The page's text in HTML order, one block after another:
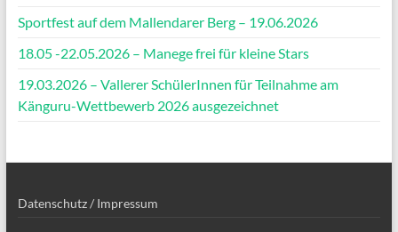
Sportfest auf dem Mallendarer Berg – 19.06.2026
18.05 -22.05.2026 – Manege frei für kleine Stars
19.03.2026 – Vallerer SchülerInnen für Teilnahme am
Känguru-Wettbewerb 2026 ausgezeichnet
Datenschutz / Impressum